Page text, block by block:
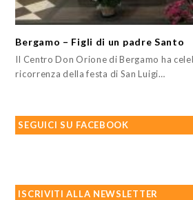
Bergamo – Figli di un padre Santo
Il Centro Don Orione di Bergamo ha
ricorrenza della festa di San Luigi…
SEGUICI SU FACEBOOK
ISCRIVITI ALLA NEWSLETTER